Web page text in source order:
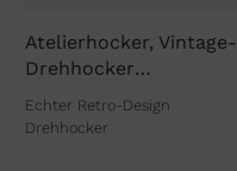
Atelierhocker, Vintage-
Drehhocker
Echter Retro-Design
Drehhocker